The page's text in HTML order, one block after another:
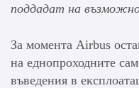
поддадат на
За момента Airbus
на еднопроходните
въведения в